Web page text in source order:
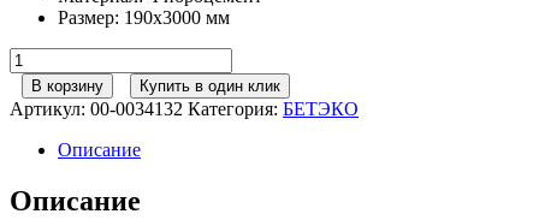
Размер: 190х3000 мм
Количество
товара
БЕТЭКО
Фиброцементный
сайдинг
Вудстоун
190х3000х8
мм
В корзину Купить в один клик
Артикул: 00-0034132 Категория: БЕТЭКО
Описание
Описание